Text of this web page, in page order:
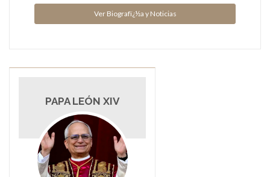
Ver Biografï¿½a y Noticias
PAPA LEÓN XIV